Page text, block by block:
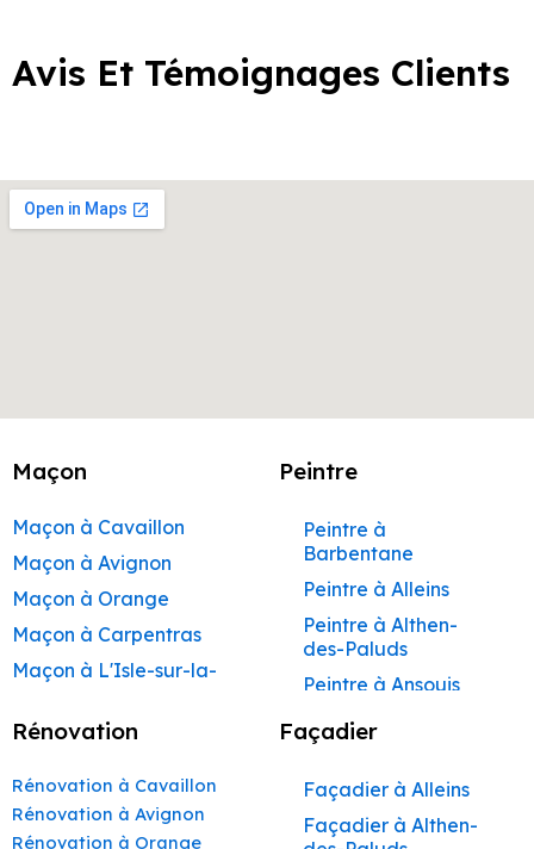
Avis Et Témoignages Clients
Maçon
Maçon à Cavaillon
Maçon à Avignon
Maçon à Orange
Maçon à Carpentras
Maçon à L'Isle-sur-la-
Maçon à Apt
Maçon à Pertuis
Maçon à Sorgues
Maçon à Le Pontet
Peintre
Peintre à
Barbentane
Peintre à Alleins
Peintre à Althen-
des-Paluds
Peintre à Ansouis
Peintre à Apt
Peintre à Aurons
Peintre à Avignon
Rénovation
Rénovation à Cavaillon
Rénovation à Avignon
Rénovation à Orange
Façadier
Façadier à Alleins
Façadier à Althen-